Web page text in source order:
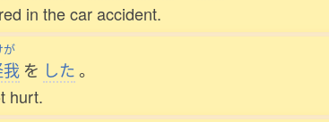
in the car accident.
が
を した。
hurt.